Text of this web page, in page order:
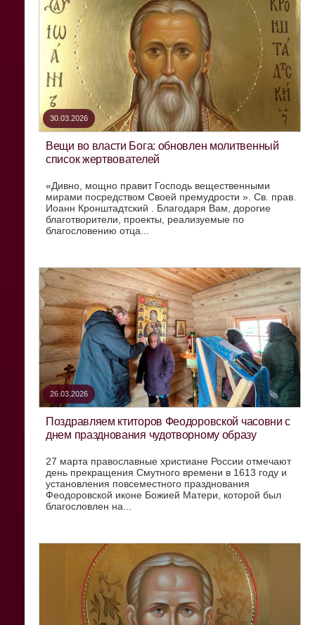
30.03.2026
Вещи во власти Бога: обновлен молитвенный
список жертвователей
«Дивно, мощно правит Господь вещественными
мирами посредством Своей премудрости ». Св. прав.
Иоанн Кронштадтский . Благодаря Вам, дорогие
благотворители, проекты, реализуемые по
благословению отца...
26.03.2026
Поздравляем ктиторов Феодоровской часовни с
днем празднования чудотворному образу
27 марта православные христиане России отмечают
день прекращения Смутного времени в 1613 году и
установления повсеместного празднования
Феодоровской иконе Божией Матери, которой был
благословлен на...